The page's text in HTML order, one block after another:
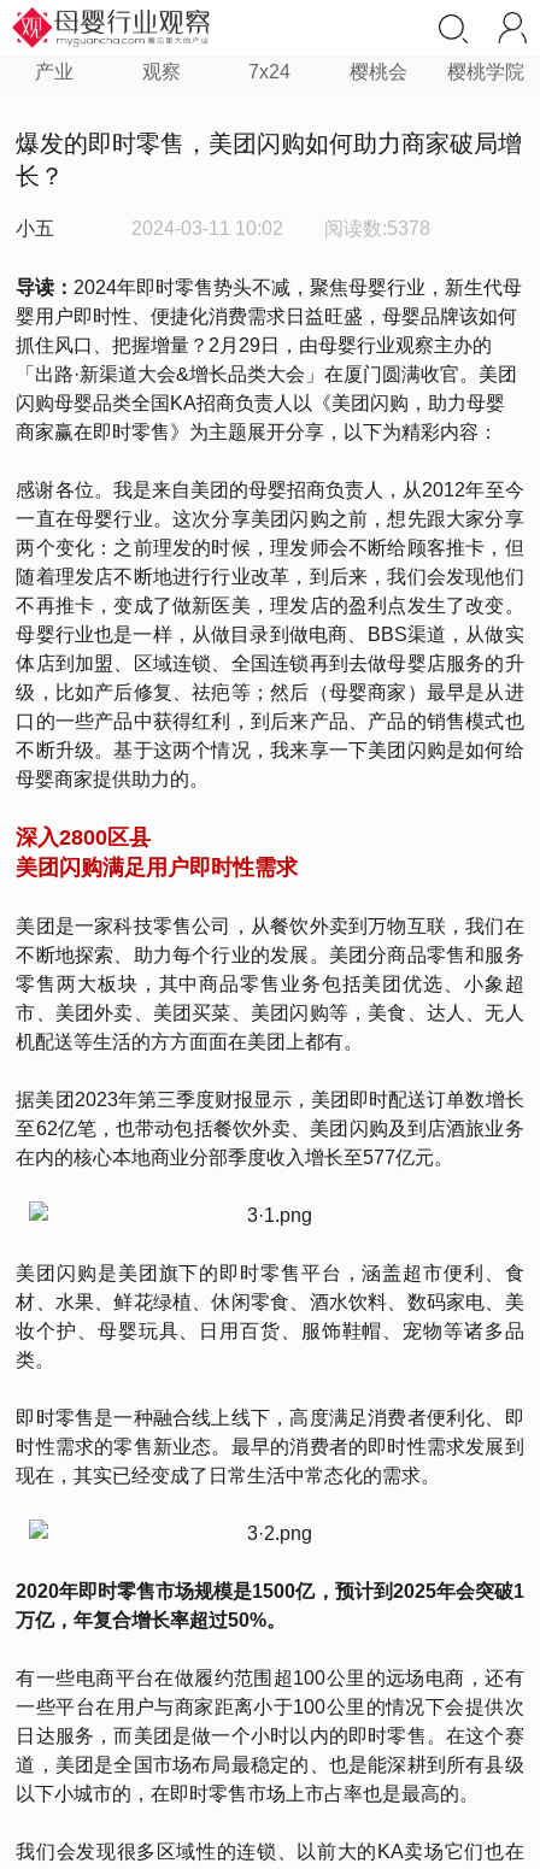
产业 观察 7x24 樱桃会 樱桃学院
爆发的即时零售，美团闪购如何助力商家破局增
长？
小五 2024-03-11 10:02 阅读数:5378
导读： 2024年即时零售势头不减，聚焦母婴行业，新生代母
婴用户即时性、便捷化消费需求日益旺盛，母婴品牌该如何
抓住风口、把握增量？2月29日，由母婴行业观察主办的
「出路·新渠道大会&增长品类大会」在厦门圆满收官。美团
闪购母婴品类全国KA招商负责人以《美团闪购，助力母婴
商家赢在即时零售》为主题展开分享，以下为精彩内容：
感谢各位。我是来自美团的母婴招商负责人，从2012年至今
一直在母婴行业。这次分享美团闪购之前，想先跟大家分享
两个变化：之前理发的时候，理发师会不断给顾客推卡，但
随着理发店不断地进行行业改革，到后来，我们会发现他们
不再推卡，变成了做新医美，理发店的盈利点发生了改变。
母婴行业也是一样，从做目录到做电商、BBS渠道，从做实
体店到加盟、区域连锁、全国连锁再到去做母婴店服务的升
级，比如产后修复、祛疤等；然后（母婴商家）最早是从进
口的一些产品中获得红利，到后来产品、产品的销售模式也
不断升级。基于这两个情况，我来享一下美团闪购是如何给
母婴商家提供助力的。
深入2800区县
美团闪购满足用户即时性需求
美团是一家科技零售公司，从餐饮外卖到万物互联，我们在
不断地探索、助力每个行业的发展。美团分商品零售和服务
零售两大板块，其中商品零售业务包括美团优选、小象超
市、美团外卖、美团买菜、美团闪购等，美食、达人、无人
机配送等生活的方方面面在美团上都有。
据美团2023年第三季度财报显示，美团即时配送订单数增长
至62亿笔，也带动包括餐饮外卖、美团闪购及到店酒旅业务
在内的核心本地商业分部季度收入增长至577亿元。
美团闪购是美团旗下的即时零售平台，涵盖超市便利、食
材、水果、鲜花绿植、休闲零食、酒水饮料、数码家电、美
妆个护、母婴玩具、日用百货、服饰鞋帽、宠物等诸多品
类。
即时零售是一种融合线上线下，高度满足消费者便利化、即
时性需求的零售新业态。最早的消费者的即时性需求发展到
现在，其实已经变成了日常生活中常态化的需求。
2020年即时零售市场规模是1500亿，预计到2025年会突破1
万亿，年复合增长率超过50%。
有一些电商平台在做履约范围超100公里的远场电商，还有
一些平台在用户与商家距离小于100公里的情况下会提供次
日达服务，而美团是做一个小时以内的即时零售。在这个赛
道，美团是全国市场布局最稳定的、也是能深耕到所有县级
以下小城市的，在即时零售市场上市占率也是最高的。
我们会发现很多区域性的连锁、以前大的KA卖场它们也在